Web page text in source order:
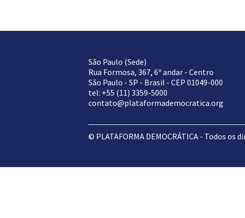
São Paulo (Sede)
Rua Formosa, 367, 6º andar - Centro
São Paulo - SP - Brasil - CEP 01049-000
tel: +55 (11) 3359-5000
contato@plataformademocratica.org
© PLATAFORMA DEMOCRÁTICA - Todos os